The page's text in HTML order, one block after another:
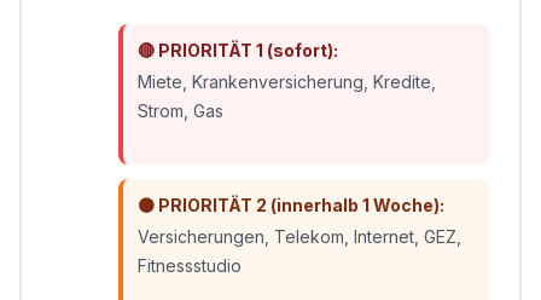
🔴 PRIORITÄT 1 (sofort):
Miete, Krankenversicherung, Kredite,
Strom, Gas
🟠 PRIORITÄT 2 (innerhalb 1 Woche):
Versicherungen, Telekom, Internet, GEZ,
Fitnessstudio